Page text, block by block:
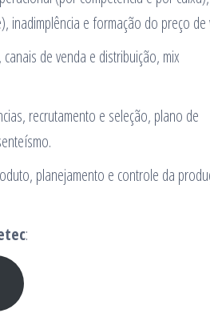
inadimplência e formação do preço de
de venda e distribuição, mix
recrutamento e seleção, plano de
planejamento e controle da
: